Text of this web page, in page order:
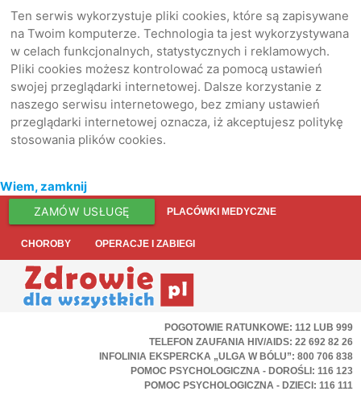
Ten serwis wykorzystuje pliki cookies, które są zapisywane
na Twoim komputerze. Technologia ta jest wykorzystywana
w celach funkcjonalnych, statystycznych i reklamowych.
Pliki cookies możesz kontrolować za pomocą ustawień
swojej przeglądarki internetowej. Dalsze korzystanie z
naszego serwisu internetowego, bez zmiany ustawień
przeglądarki internetowej oznacza, iż akceptujesz politykę
stosowania plików cookies.
Wiem, zamknij
ZAMÓW USŁUGĘ PLACÓWKI MEDYCZNE
CHOROBY OPERACJE I ZABIEGI
POGOTOWIE RATUNKOWE: 112 LUB 999
TELEFON ZAUFANIA HIV/AIDS: 22 692 82 26
INFOLINIA EKSPERCKA „ULGA W BÓLU”: 800 706 838
POMOC PSYCHOLOGICZNA - DOROŚLI: 116 123
POMOC PSYCHOLOGICZNA - DZIECI: 116 111